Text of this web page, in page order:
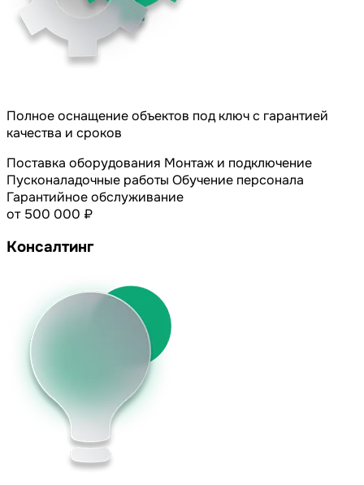
Полное оснащение объектов под ключ с гарантией
качества и сроков
Поставка оборудования Монтаж и подключение
Пусконаладочные работы Обучение персонала
Гарантийное обслуживание
от 500 000 ₽
Консалтинг